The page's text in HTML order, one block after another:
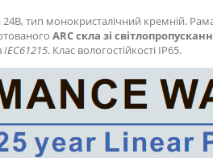
24В, тип монокристалічний кремній.
ARC скла зі
IEC61215. Клас вологостійкості IP65.